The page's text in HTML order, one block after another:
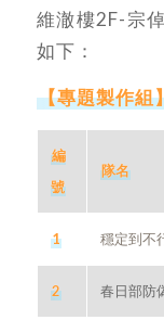
維澈樓2F-宗
如下：
【專題製作組
編
號
隊名
1 穩定到不
2 春日部防